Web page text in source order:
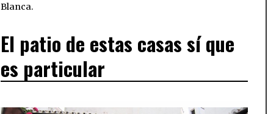
Blanca.
El patio de estas casas sí que
es particular